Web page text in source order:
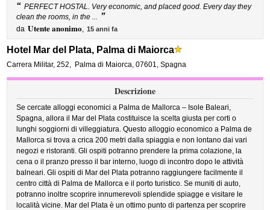
“ PERFECT HOSTAL. Very economic, and placed good. Every day they
clean the rooms, in the ... ”
da Utente anonimo, 15 anni fa
Hotel Mar del Plata, Palma di Maiorca
Carrera Militar, 252, Palma di Maiorca,07601, Spagna
Descrizione
Se cercate alloggi economici a Palma de Mallorca – Isole Baleari,
Spagna, allora il Mar del Plata costituisce la scelta giusta per corti o
lunghi soggiorni di villeggiatura. Questo alloggio economico a Palma de
Mallorca si trova a crica 200 metri dalla spiaggia e non lontano dai vari
negozi e ristoranti. Gli ospiti potranno prendere la prima colazione, la
cena o il pranzo presso il bar interno, luogo di incontro dopo le attività
balneari. Gli ospiti di Mar del Plata potranno raggiungere facilmente il
centro città di Palma de Mallorca e il porto turistico. Se muniti di auto,
potranno inoltre scoprire innumerevoli splendide spiagge e visitare le
località vicine. Mar del Plata è un ottimo punto di partenza per scoprire